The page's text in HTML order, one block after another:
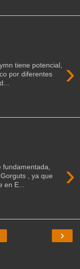
›
tiene potencial,
por diferentes
›
, ya que
E...
›